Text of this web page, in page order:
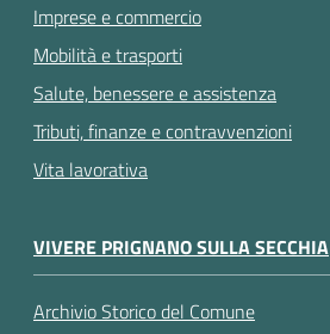
Imprese e commercio
Mobilità e trasporti
Salute, benessere e assistenza
Tributi, finanze e contravvenzioni
Vita lavorativa
VIVERE PRIGNANO SULLA SECCHIA
Archivio Storico del Comune